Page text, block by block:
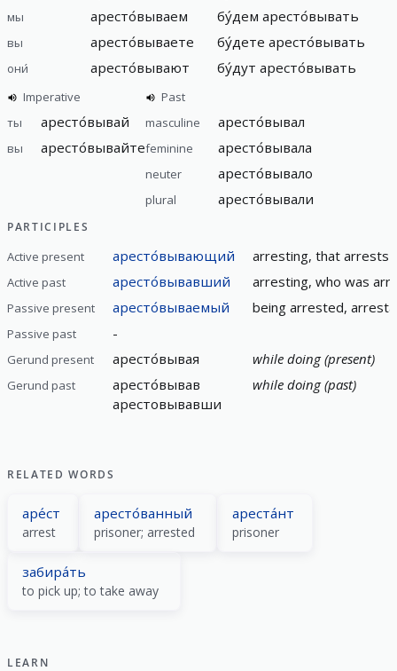
мы аресто́вываем бу́дем аресто́вывать
вы аресто́вываете бу́дете аресто́вывать
они́ аресто́вывают бу́дут аресто́вывать
Imperative
ты
аресто́вывай
вы аресто́вывайте
Past
masculine
аресто́вывал
feminine аресто́вывала
neuter аресто́вывало
plural аресто́вывали
PARTICIPLES
Active present аресто́вывающий arresting, that arrests
Active past аресто́вывавший arresting, who was
Passive present аресто́вываемый being arrested,
Passive past -
Gerund present аресто́вывая while doing (present)
Gerund past
аресто́вывав
арестовывавши
while doing (past)
RELATED WORDS
аре́ст
arrest
аресто́ванный
prisoner; arrested
ареста́нт
prisoner
забира́ть
to pick up; to take away
LEARN